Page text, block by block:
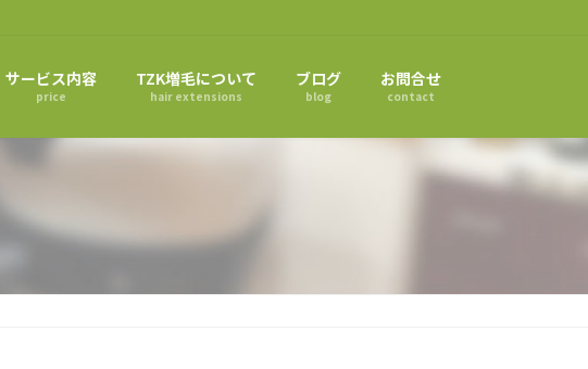
サービス内容
price
TZK増毛について
hair extensions
ブログ
blog
お問合せ
contact